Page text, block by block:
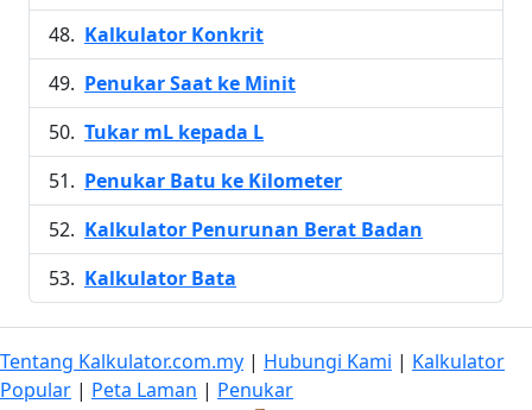
Kalkulator Konkrit
Penukar Saat ke Minit
Tukar mL kepada L
Penukar Batu ke Kilometer
Kalkulator Penurunan Berat Badan
Kalkulator Bata
Tentang Kalkulator.com.my | Hubungi Kami | Kalkulator
Popular | Peta Laman | Penukar